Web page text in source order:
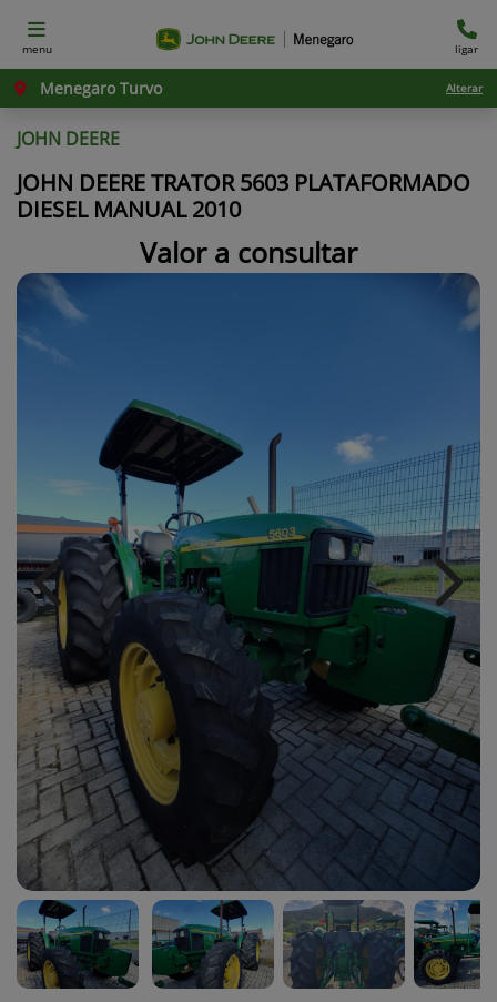
menu ligar
Menegaro Turvo Alterar
JOHN DEERE
JOHN DEERE TRATOR 5603 PLATAFORMADO
DIESEL MANUAL 2010
Valor a consultar
Previous Next